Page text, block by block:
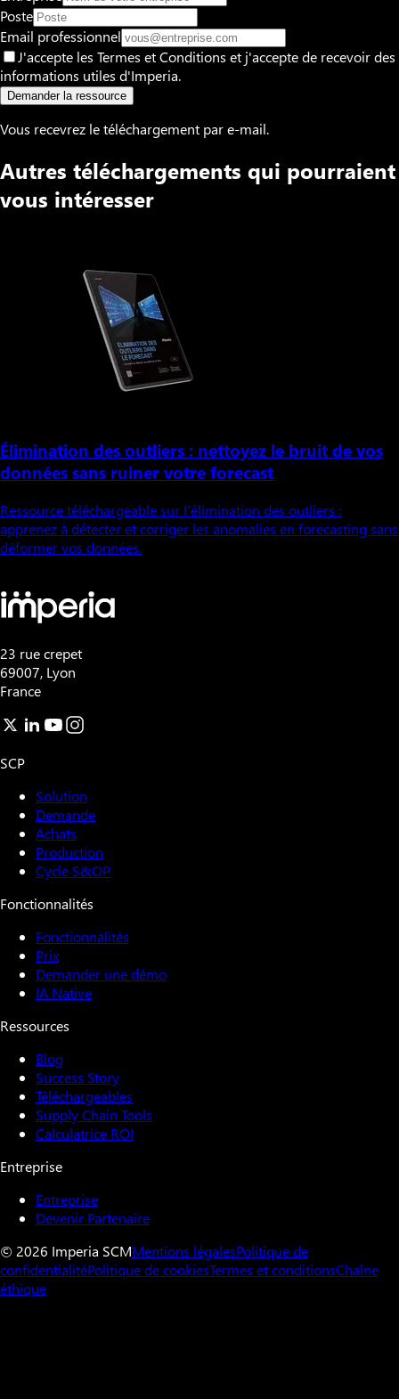
Poste
Email professionnel
J'accepte les Termes et Conditions et j'accepte de recevoir des
informations utiles d'Imperia.
Demander la ressource
Vous recevrez le téléchargement par e-mail.
Autres téléchargements qui pourraient
vous intéresser
Élimination des outliers : nettoyez le bruit de vos
données sans ruiner votre forecast
Ressource téléchargeable sur l’élimination des outliers :
apprenez à détecter et corriger les anomalies en forecasting sans
déformer vos données.
23 rue crepet
69007, Lyon
France
SCP
Solution
Demande
Achats
Production
Cycle S&OP
Fonctionnalités
Fonctionnalités
Prix
Demander une démo
IA Native
Ressources
Blog
Success Story
Téléchargeables
Supply Chain Tools
Calculatrice ROI
Entreprise
Entreprise
Devenir Partenaire
© 2026 Imperia SCMMentions légalesPolitique de
confidentialitéPolitique de cookiesTermes et conditionsChaîne
éthique